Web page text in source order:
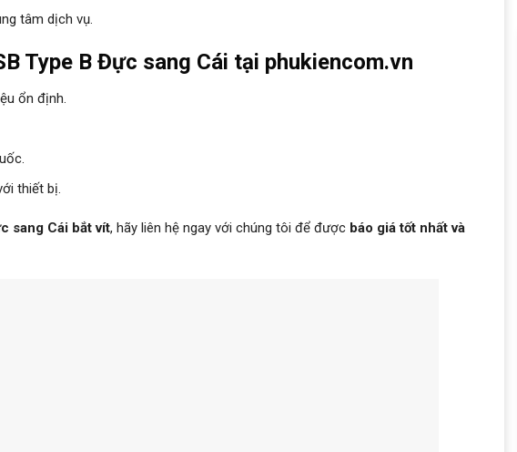
tâm dịch vụ.
Type B Đực sang Cái tại phukiencom.vn
ổn định.
thiết bị.
sang Cái bắt vít, hãy liên hệ ngay với chúng tôi để được báo giá tốt nhất và